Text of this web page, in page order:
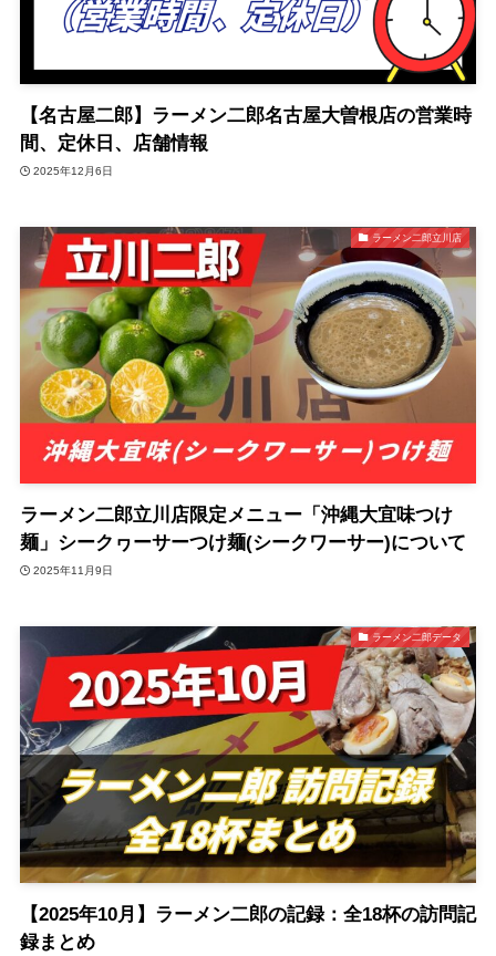
【名古屋二郎】ラーメン二郎名古屋大曽根店の営業時
間、定休日、店舗情報
2025年12月6日
ラーメン二郎立川店
ラーメン二郎立川店限定メニュー「沖縄大宜味つけ
麺」シークヮーサーつけ麺(シークワーサー)について
2025年11月9日
ラーメン二郎データ
【2025年10月】ラーメン二郎の記録：全18杯の訪問記
録まとめ